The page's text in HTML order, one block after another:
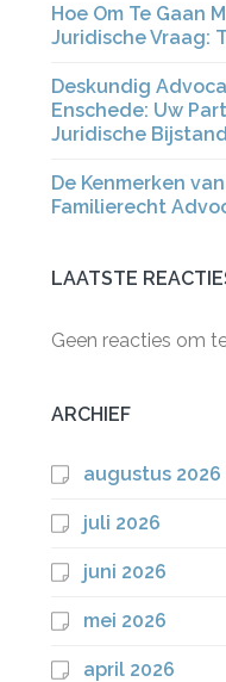
Hoe Om Te Gaan
Juridische Vraag:
Deskundig
Enschede: Uw
Juridische Bijstand
De Kenmerken
Familierecht
LAATSTE
Geen reacties om
ARCHIEF
augustus 2026
juli 2026
juni 2026
mei 2026
april 2026